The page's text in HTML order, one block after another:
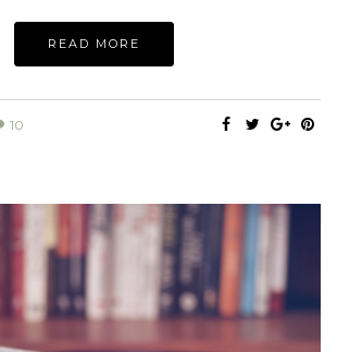
READ MORE
10